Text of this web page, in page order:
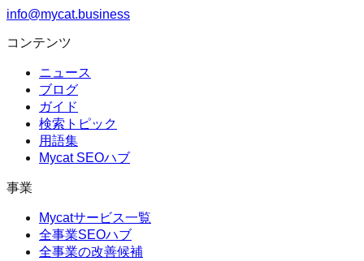
info@mycat.business
コンテンツ
ニュース
ブログ
ガイド
検索トピック
用語集
Mycat SEOハブ
事業
Mycatサービス一覧
全事業SEOハブ
全事業の改善候補